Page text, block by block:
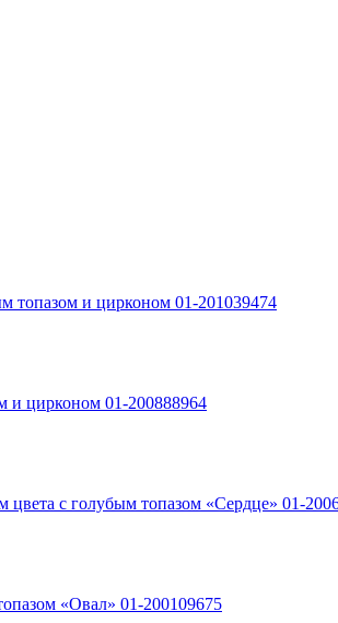
топазом и цирконом 01-201039474
и цирконом 01-200888964
цвета с голубым топазом «Сердце» 01-
«Овал» 01-200109675